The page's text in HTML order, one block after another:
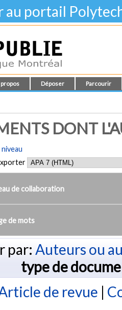
au portail
propos Déposer Parcourir
DONT
de collaboration
de mots
par: Auteurs ou
type de
de revue |